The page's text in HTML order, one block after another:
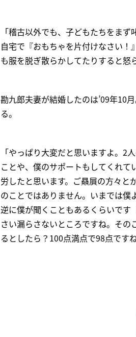
「稽古以外でも、子どもたちをま
自宅で『おもちゃを片付けなさい
も服を脱ぎ散らかしてたりすると怒
勘九郎夫妻が結婚したのは’09年10
る。
「やっぱり大変だと思いますよ。2
ことや、僕のサポートもしてくれ
労したと思います。ご贔屓の方々と
のことではありません。いまでは僕
逆に僕が聞くこともあるくらいです
さい漏らさないところですね。その
るとしたら？100点満点で98点です